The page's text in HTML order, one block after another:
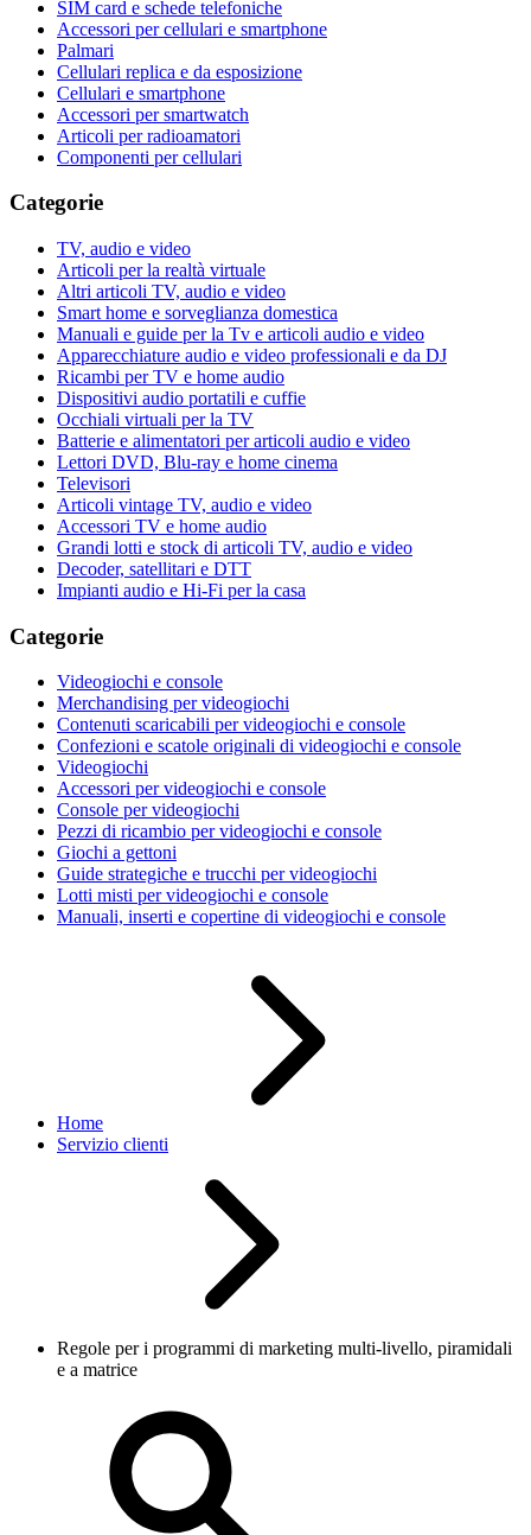
SIM card e schede telefoniche
Accessori per cellulari e smartphone
Palmari
Cellulari replica e da esposizione
Cellulari e smartphone
Accessori per smartwatch
Articoli per radioamatori
Componenti per cellulari
Categorie
TV, audio e video
Articoli per la realtà virtuale
Altri articoli TV, audio e video
Smart home e sorveglianza domestica
Manuali e guide per la Tv e articoli audio e video
Apparecchiature audio e video professionali e da DJ
Ricambi per TV e home audio
Dispositivi audio portatili e cuffie
Occhiali virtuali per la TV
Batterie e alimentatori per articoli audio e video
Lettori DVD, Blu-ray e home cinema
Televisori
Articoli vintage TV, audio e video
Accessori TV e home audio
Grandi lotti e stock di articoli TV, audio e video
Decoder, satellitari e DTT
Impianti audio e Hi-Fi per la casa
Categorie
Videogiochi e console
Merchandising per videogiochi
Contenuti scaricabili per videogiochi e console
Confezioni e scatole originali di videogiochi e console
Videogiochi
Accessori per videogiochi e console
Console per videogiochi
Pezzi di ricambio per videogiochi e console
Giochi a gettoni
Guide strategiche e trucchi per videogiochi
Lotti misti per videogiochi e console
Manuali, inserti e copertine di videogiochi e console
Home
Servizio clienti
Regole per i programmi di marketing multi-livello, piramidali
e a matrice